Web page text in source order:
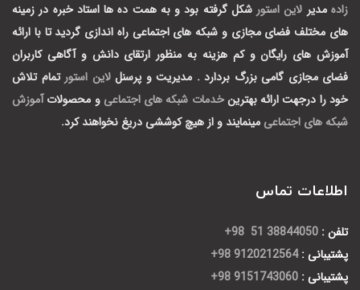
زاده مدیر لاین استور شکل گرفته بود و به همت ده ها استاد خبره در زمینه
های مختلف فضای مجازی و شبکه های اجتماعی راه اندازی گردید تا با ارائه
آموزش های رایگان و کم هزینه به منظور ارتقای دانش و آگاهی کاربران
فضای مجازی گامی بزرگ بردارد . مدیریت و پرسنللاین استور تمام تلاش
خود را درجهت ارائه بهترینخدمات شبکه های اجتماعی و محصولات آموزش
شبکه های اجتماعی مینمایند و از هیچ کوششی دریغ نخواهند کرد.
اطلاعات تماس
تلفن : 38844050 51 98+
پشتیبانی : 9120212564 98+
پشتیبانی : 9151743060 98+